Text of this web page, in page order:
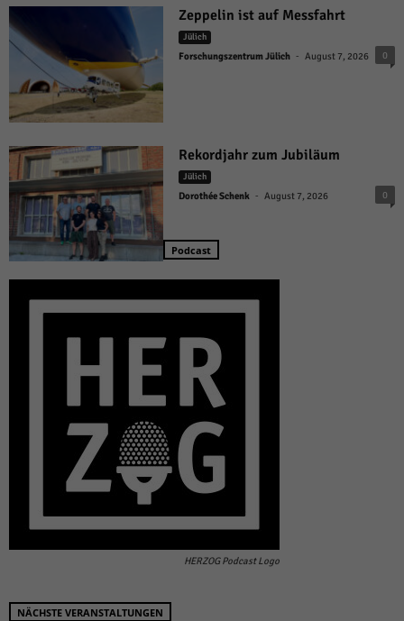
Zeppelin ist auf Messfahrt
Jülich
Forschungszentrum Jülich - August 7, 2026 0
Rekordjahr zum Jubiläum
Jülich
Dorothée Schenk - August 7, 2026 0
Podcast
HERZOG Podcast Logo
NÄCHSTE VERANSTALTUNGEN